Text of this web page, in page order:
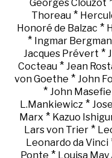
Georges Clouzot
Thoreau *
Honoré de Balzac *
* Ingmar Bergman
Jacques Prévert *
Cocteau * Jean
von Goethe * John
* John
L.Mankiewicz*
Marx * Kazuo
Lars von Trier*
Leonardo da Vinci
Ponte * Louisa